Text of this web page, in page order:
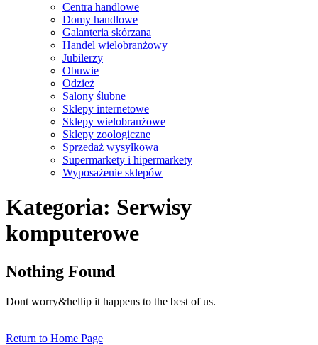
Centra handlowe
Domy handlowe
Galanteria skórzana
Handel wielobranżowy
Jubilerzy
Obuwie
Odzież
Salony ślubne
Sklepy internetowe
Sklepy wielobranżowe
Sklepy zoologiczne
Sprzedaż wysyłkowa
Supermarkety i hipermarkety
Wyposażenie sklepów
Menu
Kategoria: Serwisy
komputerowe
Nothing Found
Dont worry&hellip it happens to the best of us.
Return to Home PageReturn